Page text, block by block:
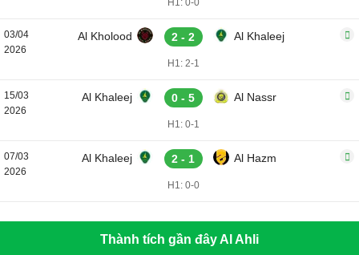
H1: 0-0
03/04
2026
Al Kholood 2 - 2 Al Khaleej
H1: 2-1
15/03
2026
Al Khaleej 0 - 5 Al Nassr
H1: 0-1
07/03
2026
Al Khaleej 2 - 1 Al Hazm
H1: 0-0
Thành tích gần đây Al Ahli